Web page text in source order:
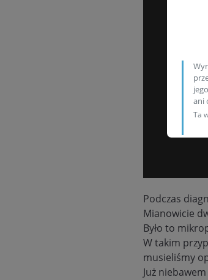
Podczas
Mianowicie
Było to
W takim
musieliśmy
Już
ani
Ta